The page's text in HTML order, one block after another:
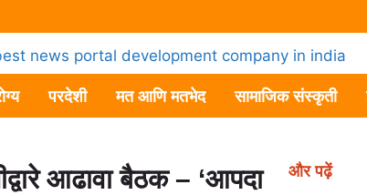
परदेशी मत आणि मतभेद सामाजिक संस्कृती
आढावा बैठक – ‘आपदा
और पढ़ें